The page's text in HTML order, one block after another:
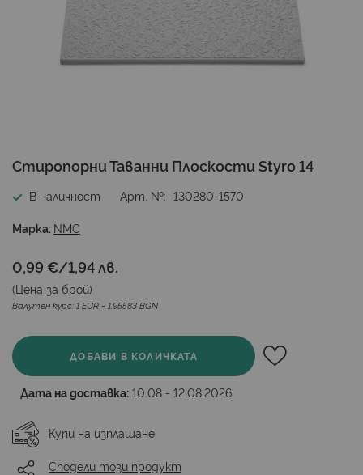
Преминете
началото
галерия
снимки
Стиропорни Таванни Плоскости Styro 14
В наличност Арт. № 130280-1570
Марка: NMC
0,99 €/1,94 лв.
(Цена за брой)
Валутен курс: 1 EUR = 1.95583 BGN
ДОБАВИ В КОЛИЧКАТА
Дата на доставка: 10.08 - 12.08.2026
Купи на изплащане
Сподели този продукт